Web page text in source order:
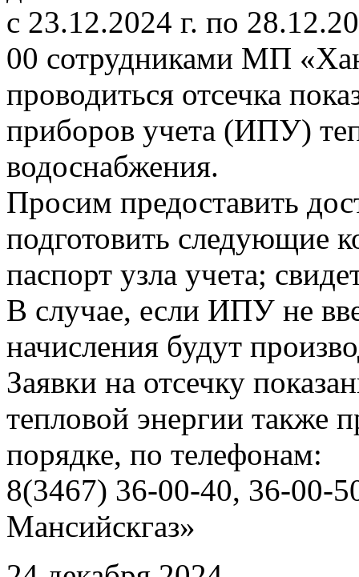
с 23.12.2024 г. по
00 сотрудниками МП
проводиться отсечка
приборов учета (ИПУ)
водоснабжения.
Просим предоставить
подготовить следующие
паспорт узла учета;
В случае, если ИПУ не
начисления будут
Заявки на отсечку
тепловой энергии также
порядке, по телефонам:
8(3467) 36-00-40, 36-
Мансийскгаз»